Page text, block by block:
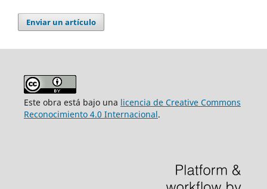
Enviar un artículo
Este obra está bajo una licencia de Creative Commons
Reconocimiento 4.0 Internacional.